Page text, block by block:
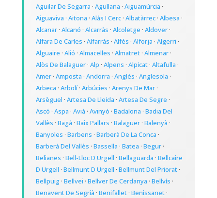
Aguilar De Segarra · Agullana · Aiguamúrcia ·
Aiguaviva · Aitona · Alàs I Cerc· Albatàrrec· Albesa ·
Alcanar· Alcanó · Alcarràs · Alcoletge · Aldover·
Alfara De Carles · Alfarràs · Alfés · Alforja · Algerri ·
Alguaire · Alió · Almacelles · Almatret· Almenar·
Alòs De Balaguer· Alp · Alpens · Alpicat· Altafulla ·
Amer· Amposta · Andorra · Anglès · Anglesola ·
Arbeca · Arbolí· Arbúcies · Arenys De Mar·
Arsèguel · Artesa De Lleida · Artesa De Segre ·
Ascó · Aspa · Avià · Avinyó · Badalona · Badia Del
Vallès · Bagà · Baix Pallars · Balaguer· Balenyà ·
Banyoles · Barbens · Barberà De La Conca ·
Barberà Del Vallès · Bassella · Batea · Begur·
Belianes · Bell-Lloc D Urgell · Bellaguarda · Bellcaire
D Urgell · Bellmunt D Urgell · Bellmunt Del Priorat·
Bellpuig· Bellvei · Bellver De Cerdanya · Bellvís ·
Benavent De Segrià · Benifallet· Benissanet·